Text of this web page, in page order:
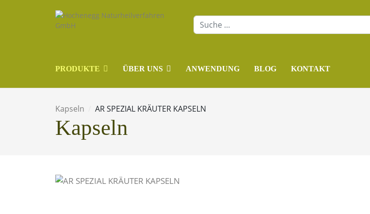
PRODUKTE ÜBER UNS ANWENDUNG BLOG KONTAKT
Kapseln AR SPEZIAL KRÄUTER KAPSELN
Kapseln